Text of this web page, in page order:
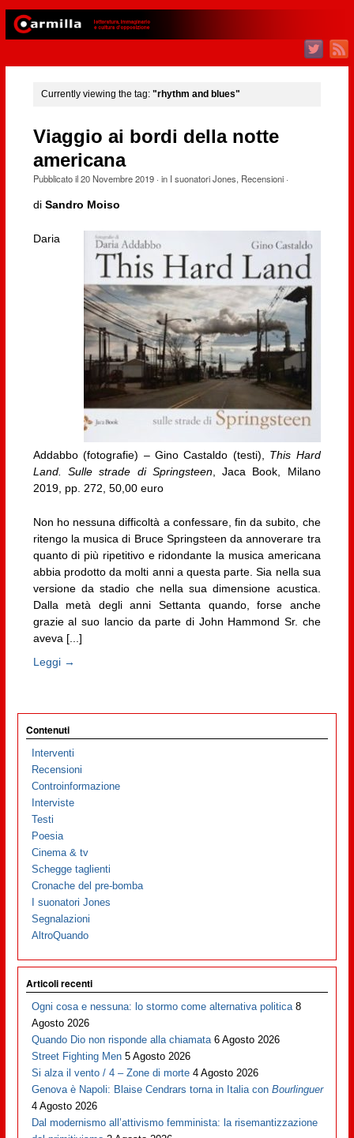
Currently viewing the tag: "rhythm and blues"
Viaggio ai bordi della notte
americana
Pubblicato il20 Novembre 2019· in I suonatori Jones, Recensioni·
di Sandro Moiso
Daria
Addabbo (fotografie) – Gino Castaldo (testi), This Hard
Land. Sulle strade di Springsteen, Jaca Book, Milano
2019, pp. 272, 50,00 euro
Non ho nessuna difficoltà a confessare, fin da subito, che
ritengo la musica di Bruce Springsteen da annoverare tra
quanto di più ripetitivo e ridondante la musica americana
abbia prodotto da molti anni a questa parte. Sia nella sua
versione da stadio che nella sua dimensione acustica.
Dalla metà degli anni Settanta quando, forse anche
grazie al suo lancio da parte di John Hammond Sr. che
aveva [...]
Leggi →
Contenuti
Interventi
Recensioni
Controinformazione
Interviste
Testi
Poesia
Cinema & tv
Schegge taglienti
Cronache del pre-bomba
I suonatori Jones
Segnalazioni
AltroQuando
Articoli recenti
Ogni cosa e nessuna: lo stormo come alternativa politica 8
Agosto 2026
Quando Dio non risponde alla chiamata 6 Agosto 2026
Street Fighting Men 5 Agosto 2026
Si alza il vento / 4 – Zone di morte 4 Agosto 2026
Genova è Napoli: Blaise Cendrars torna in Italia conBourlinguer
4 Agosto 2026
Dal modernismo all’attivismo femminista: la risemantizzazione